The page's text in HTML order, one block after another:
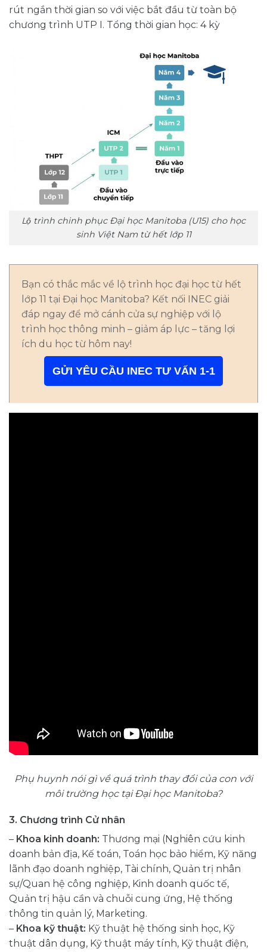
rút ngắn thời gian so với việc bắt đầu từ toàn bộ
chương trình UTP I. Tổng thời gian học: 4 kỳ
Lộ trình chinh phục Đại học Manitoba (U15) cho học
sinh Việt Nam từ hết lớp 11
Bạn có thắc mắc về lộ trình học đại học từ hết
lớp 11 tại Đại học Manitoba? Kết nối INEC giải
đáp ngay để mở cánh cửa sự nghiệp với lộ
trình học thông minh – giảm áp lực – tăng lợi
ích du học từ hôm nay!
GỬI YÊU CẦU INEC TƯ VẤN 1-1
Phụ huynh nói gì về quá trình thay đổi của con với
môi trường học tại Đại học Manitoba?
3. Chương trình Cử nhân
– Khoa kinh doanh: Thương mại (Nghiên cứu kinh
doanh bản địa, Kế toán, Toán học bảo hiểm, Kỹ năng
lãnh đạo doanh nghiệp, Tài chính, Quản trị nhân
sự/Quan hệ công nghiệp, Kinh doanh quốc tế,
Quản trị hậu cần và chuỗi cung ứng, Hệ thống
thông tin quản lý, Marketing.
– Khoa kỹ thuật: Kỹ thuật hệ thống sinh học, Kỹ
thuật dân dụng, Kỹ thuật máy tính, Kỹ thuật điện,